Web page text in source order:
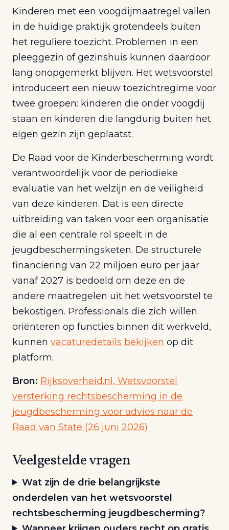
Kinderen met een voogdijmaatregel vallen
in de huidige praktijk grotendeels buiten
het reguliere toezicht. Problemen in een
pleeggezin of gezinshuis kunnen daardoor
lang onopgemerkt blijven. Het wetsvoorstel
introduceert een nieuw toezichtregime voor
twee groepen: kinderen die onder voogdij
staan en kinderen die langdurig buiten het
eigen gezin zijn geplaatst.
De Raad voor de Kinderbescherming wordt
verantwoordelijk voor de periodieke
evaluatie van het welzijn en de veiligheid
van deze kinderen. Dat is een directe
uitbreiding van taken voor een organisatie
die al een centrale rol speelt in de
jeugdbeschermingsketen. De structurele
financiering van 22 miljoen euro per jaar
vanaf 2027 is bedoeld om deze en de
andere maatregelen uit het wetsvoorstel te
bekostigen. Professionals die zich willen
oriënteren op functies binnen dit werkveld,
kunnen vacaturedetails bekijken op dit
platform.
Bron: Rijksoverheid.nl, Wetsvoorstel
versterking rechtsbescherming in de
jeugdbescherming voor advies naar de
Raad van State (26 juni 2026)
Veelgestelde vragen
Wat zijn de drie belangrijkste
onderdelen van het wetsvoorstel
rechtsbescherming jeugdbescherming?